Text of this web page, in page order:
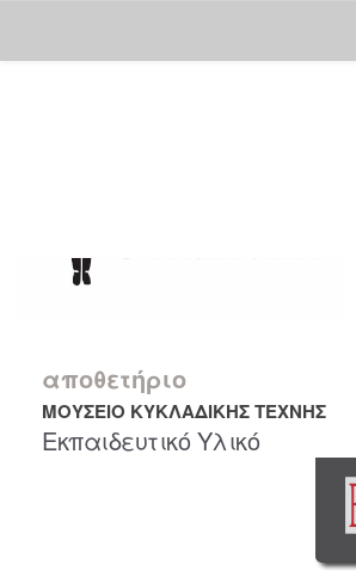
αποθετήριο
ΜΟΥΣΕΙΟ ΚΥΚΛΑΔΙΚΗΣ ΤΕΧΝΗΣ
Εκπαιδευτικό Υλικό